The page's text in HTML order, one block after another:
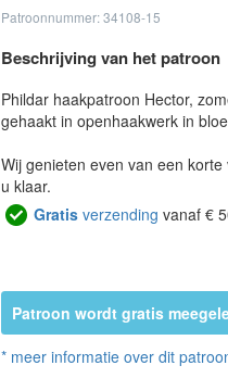
Patroonnummer: 34108-15
Beschrijving van het patroon
Phildar haakpatroon Hector,
gehaakt in openhaakwerk in
Wij genieten even van een
u klaar.
Gratis verzending vanaf €
Patroon wordt gratis
* meer informatie over dit